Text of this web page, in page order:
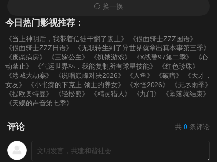
换一换
今日热门影视推荐：
《当上神明后，我带着信徒干翻了废土》
《假面骑士ZZZ国语》
《假面骑士ZZZ日语》
《无职转生到了异世界就拿出真本事第三季》
《废柴病房》
《三嫁公主》 《饥饿游戏》 《X战警97第二季》
《心
动禁止》
《气运世界杯，我能复制所有球星技能》
《红色珍珠》
《港城大劫案》
《说唱巅峰对决2026》 《人鱼》 《破暗》
《天才，
女友》
《小书痴的下克上 领主的养女》 《水怪2026》
《无尽雨季》
《提欧奥特曼》
《轻松熊》 《精灵猎人》 《九门》
《坠落就结束》
《天赐的声音第七季》
评论 共 0 条评论